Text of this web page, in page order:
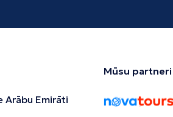
Arābu Emirāti
Mūsu partneri